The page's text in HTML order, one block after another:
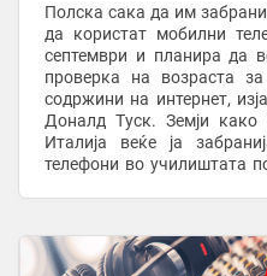
Полска сака да им
да користат мобилни
септември и планира да
проверка на возраста
содржини на интернет,
Доналд Туск. Земји како Холандија, Јужна Кореја и
Италија веќе ја
телефони во училиштата